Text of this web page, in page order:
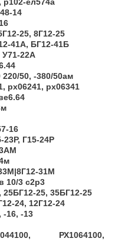
14
25, 8Г12-25
41А, БГ12-41Б
У71-22А
50, -380/50ам
рх06241, рх06341
16
23Р, Г15-24Р
31М
10/3 с2р3
25, 35БГ12-25
24, 12Г12-24
-16, -13
РХ1064100,